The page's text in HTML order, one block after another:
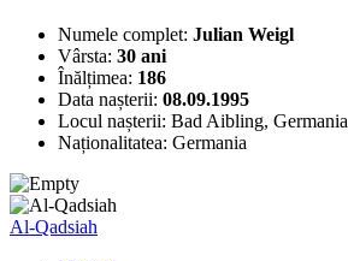
Numele complet: Julian Weigl
Vârsta: 30 ani
Înălțimea: 186
Data nașterii: 08.09.1995
Locul nașterii: Bad Aibling, Germania
Naționalitatea: Germania
Al-Qadsiah